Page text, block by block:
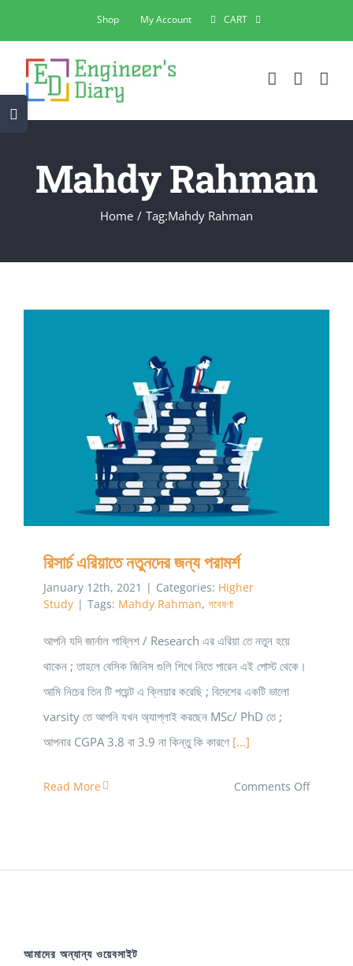
to
content
Shop My Account CART
Mahdy Rahman
Home Tag:Mahdy Rahman
রিসার্চ এরিয়াতে নতুনদের জন্য পরামর্শ
রিসার্চ এরিয়াতে নতুনদের জন্য পরামর্শ
January 12th, 2021 | Categories: Higher
Study | Tags: Mahdy Rahman, গবেষণা
আপনি যদি জার্নাল পাব্লিশ / Research এর এরিয়া তে নতুন হয়ে
থাকেন ; তাহলে বেসিক জিনিস গুলি শিখে নিতে পারেন এই পোস্ট থেকে।
আমি নিচের তিন টি পয়েন্ট এ ক্লিয়ার করেছি ; বিদেশের একটি ভালো
varsity তে আপনি যখন অ্যাপ্লাই করছেন MSc/ PhD তে ;
আপনার CGPA 3.8 বা 3.9 না কিন্তু কি কারণে [...]
Read More Comments Offon
আমাদের অন্যান্য ওয়েবসাইট
Toggle
Sliding